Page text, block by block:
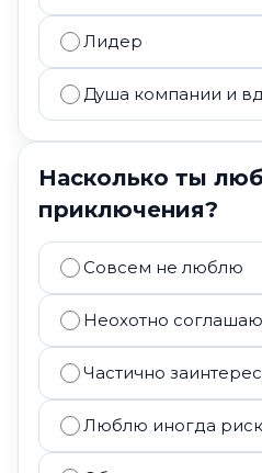
Лидер
Душа компании и
Насколько ты
приключения?
Совсем не люблю
Неохотно
Частично
Люблю иногда